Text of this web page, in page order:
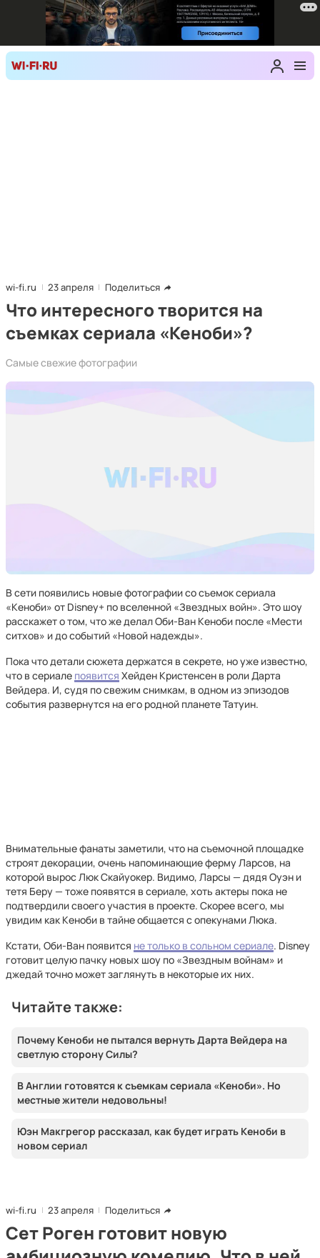
wi-fi.ru 23 апреля Поделиться
Что интересного творится на
съемках сериала «Кеноби»?
Самые свежие фотографии
В сети появились новые фотографии со съемок сериала
«Кеноби» от Disney+ по вселенной «Звездных войн». Это шоу
расскажет о том, что же делал Оби-Ван Кеноби после «Мести
ситхов» и до событий «Новой надежды».
Пока что детали сюжета держатся в секрете, но уже известно,
что в сериале появится Хейден Кристенсен в роли Дарта
Вейдера. И, судя по свежим снимкам, в одном из эпизодов
события развернутся на его родной планете Татуин.
Внимательные фанаты заметили, что на съемочной площадке
строят декорации, очень напоминающие ферму Ларсов, на
которой вырос Люк Скайуокер. Видимо, Ларсы — дядя Оуэн и
тетя Беру — тоже появятся в сериале, хоть актеры пока не
подтвердили своего участия в проекте. Скорее всего, мы
увидим как Кеноби в тайне общается с опекунами Люка.
Кстати, Оби-Ван появится не только в сольном сериале. Disney
готовит целую пачку новых шоу по «Звездным войнам» и
джедай точно может заглянуть в некоторые их них.
Читайте также:
Почему Кеноби не пытался вернуть Дарта Вейдера на
светлую сторону Силы?
В Англии готовятся к съемкам сериала «Кеноби». Но
местные жители недовольны!
Юэн Макгрегор рассказал, как будет играть Кеноби в
новом сериал
wi-fi.ru 23 апреля Поделиться
Сет Роген готовит новую